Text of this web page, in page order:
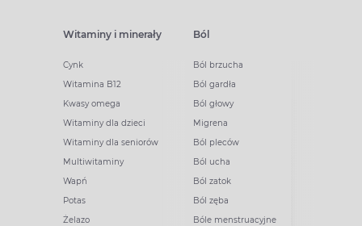
Witaminy i minerały
Cynk
Witamina B12
Kwasy omega
Witaminy dla dzieci
Witaminy dla seniorów
Multiwitaminy
Wapń
Potas
Żelazo
Ból
Ból brzucha
Ból gardła
Ból głowy
Migrena
Ból pleców
Ból ucha
Ból zatok
Ból zęba
Bóle menstruacyjne